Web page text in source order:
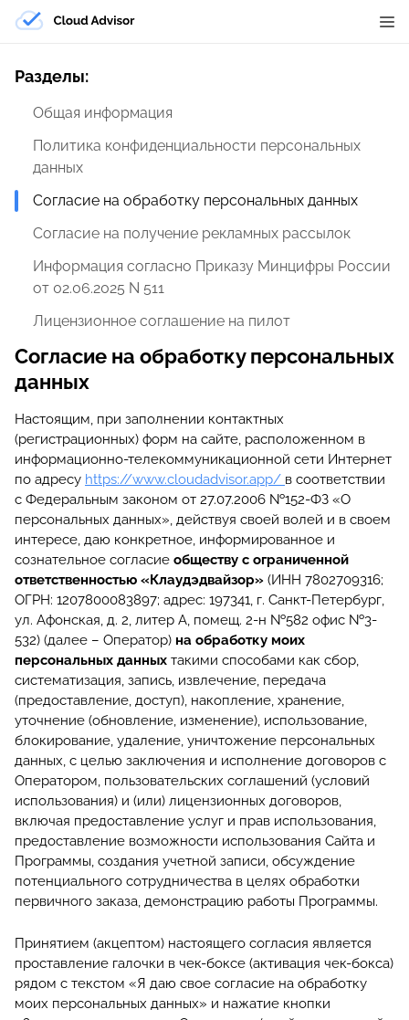
Разделы:
Общая информация
Политика конфиденциальности персональных
данных
Согласие на обработку персональных данных
Согласие на получение рекламных рассылок
Информация согласно Приказу Минцифры России
от 02.06.2025 N 511
Лицензионное соглашение на пилот
Согласие на обработку персональных
данных
Настоящим, при заполнении контактных
(регистрационных) форм на сайте, расположенном в
информационно-телекоммуникационной сети Интернет
по адресу https://www.cloudadvisor.app/ в соответствии
с Федеральным законом от 27.07.2006 №152-ФЗ «О
персональных данных», действуя своей волей и в своем
интересе, даю конкретное, информированное и
сознательное согласие обществу с ограниченной
ответственностью «Клаудэдвайзор» (ИНН 7802709316;
ОГРН: 1207800083897; адрес: 197341, г. Санкт-Петербург,
ул. Афонская, д. 2, литер А, помещ. 2-н №582 офис №3-
532) (далее – Оператор) на обработку моих
персональных данных такими способами как сбор,
систематизация, запись, извлечение, передача
(предоставление, доступ), накопление, хранение,
уточнение (обновление, изменение), использование,
блокирование, удаление, уничтожение персональных
данных, с целью заключения и исполнение договоров с
Оператором, пользовательских соглашений (условий
использования) и (или) лицензионных договоров,
включая предоставление услуг и прав использования,
предоставление возможности использования Сайта и
Программы, создания учетной записи, обсуждение
потенциального сотрудничества в целях обработки
первичного заказа, демонстрацию работы Программы.
Принятием (акцептом) настоящего согласия является
проставление галочки в чек-боксе (активация чек-бокса)
рядом с текстом «Я даю свое согласие на обработку
моих персональных данных» и нажатие кнопки